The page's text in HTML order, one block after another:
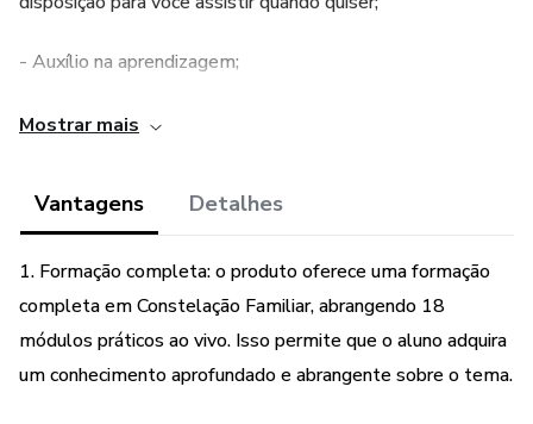
- Auxílio na aprendizagem;
- Constelação Familiar na prática, em ambiente
- Canal direto de comunicação e suporte com a equipe,
professores e alunos;
- Aula inicial sobre o funcionamento da plataforma;
- Conteúdo didático e interativo: Slides, PDF’s e vídeos
como material de estudo;
Mostrar mais
Vantagens Detalhes
1. Formação completa: o produto oferece uma formação
completa em Constelação Familiar, abrangendo 18
módulos práticos ao vivo. Isso permite que o aluno adquira
um conhecimento aprofundado e abrangente sobre o tema.